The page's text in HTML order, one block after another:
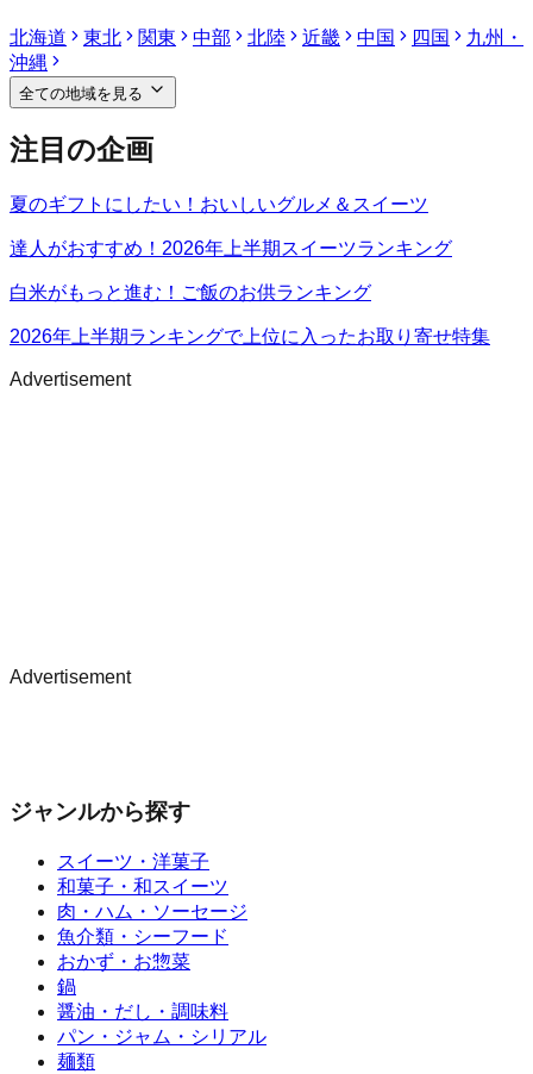
北海道 東北 関東 中部 北陸 近畿 中国 四国
九州・
沖縄
全ての地域を見る
注目の企画
夏のギフトにしたい！おいしいグルメ＆スイーツ
達人がおすすめ！2026年上半期スイーツランキング
白米がもっと進む！ご飯のお供ランキング
2026年上半期ランキングで上位に入ったお取り寄せ特集
Advertisement
Advertisement
ジャンルから探す
スイーツ・洋菓子
和菓子・和スイーツ
肉・ハム・ソーセージ
魚介類・シーフード
おかず・お惣菜
鍋
醤油・だし・調味料
パン・ジャム・シリアル
麺類